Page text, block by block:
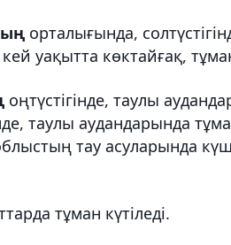
орталығында,
уақытта көктайғақ,
оңтүстігінде, таулы
таулы аудандарында
тау асуларында
тұман күтіледі.